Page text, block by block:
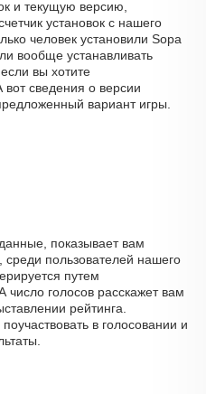
и текущую версию,
установок с нашего
человек установили Sopa
вообще устанавливать
вы хотите
вот сведения о версии
вариант игры.
показывает вам
пользователей нашего
путем
число голосов расскажет вам
рейтинга.
в голосовании и